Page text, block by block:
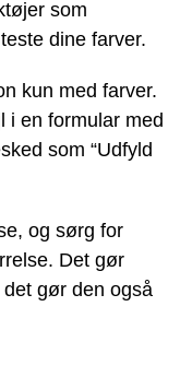
som
dine farver.
kun med farver.
i en formular med
som “Udfyld
og sørg for
Det gør
gør den også